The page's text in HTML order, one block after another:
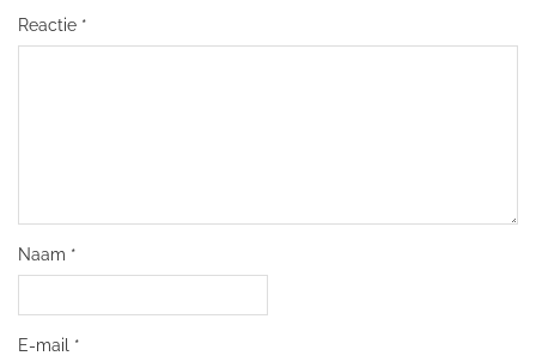
Reactie *
Naam *
E-mail *